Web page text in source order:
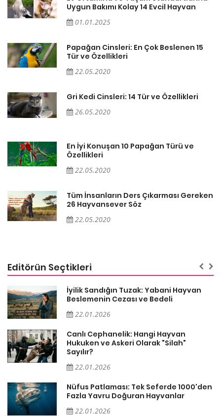
Uygun Bakımı Kolay 14 Evcil Hayvan
01.01.2025
Papağan Cinsleri: En Çok Beslenen 15
Tür ve Özellikleri
22.05.2020
Gri Kedi Cinsleri: 14 Tür ve Özellikleri
26.05.2020
En İyi Konuşan 10 Papağan Türü ve
Özellikleri
22.05.2020
Tüm İnsanların Ders Çıkarması Gereken
26 Hayvansever Söz
22.05.2020
Editörün Seçtikleri
İyilik Sandığın Tuzak: Yabani Hayvan
Beslemenin Cezası ve Bedeli
22.01.2026
Canlı Cephanelik: Hangi Hayvan
Hukuken ve Askeri Olarak "Silah"
Sayılır?
22.01.2026
Nüfus Patlaması: Tek Seferde 1000'den
Fazla Yavru Doğuran Hayvanlar
22.01.2026